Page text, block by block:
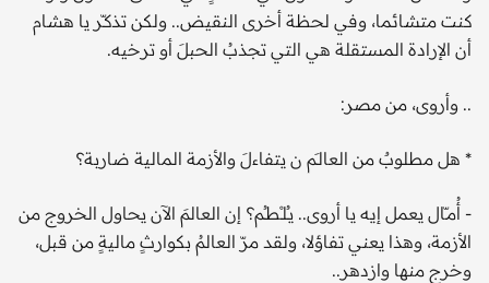
كنت متشائما، وفي لحظة أخرى النقيض.. ولكن تذكـّر يا هشام
أن الإرادة المستقلة هي التي تجذبُ الحبلَ أو ترخيه.
.. وأروى، من مصر:
* هل مطلوبٌ من العالـَم ن يتفاءلَ والأزمة المالية ضاربة؟
- أُمـّال يعمل إيه يا أروى.. يـُلـْطـُم؟ إن العالمَ الآن يحاول الخروج من
الأزمة، وهذا يعني تفاؤلا، ولقد مرّ العالمُ بكوارثٍ ماليةٍ من قبل،
وخرج منها وازدهر..